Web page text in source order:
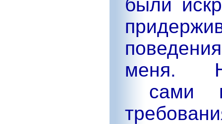
были
меня.
сами